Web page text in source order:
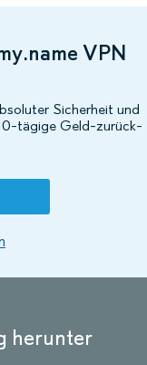
VPN
Sicherheit und
tägige Geld-zurück-
herunter